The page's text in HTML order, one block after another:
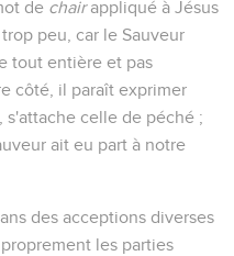
de chairappliqué à Jésus
peu, car le Sauveur
tout entière et pas
côté, il paraît exprimer
s'attache celle de péché ;
ait eu part à notre
des acceptions diverses
les parties